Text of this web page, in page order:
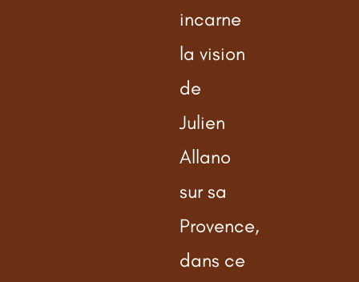
incarne
la vision
de
Julien
Allano
sur sa
Provence,
dans ce